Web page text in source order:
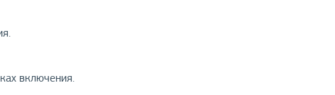
включения.